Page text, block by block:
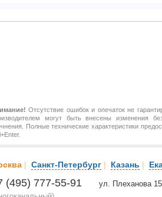
Отсутствие ошибок и опечаток не
могут быть внесены изменения
Полные технические характеристики
| Санкт-Петербург | Казань |
(495) 777-55-91 ул. Плеханова